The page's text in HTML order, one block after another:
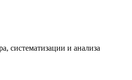
систематизации и анализа